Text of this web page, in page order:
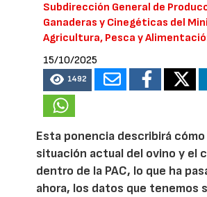
Subdirección General de
Ganaderas y Cinegéticas del
Agricultura, Pesca y
15/10/2025
1492
Esta ponencia describirá cómo
situación actual del ovino y el
dentro de la PAC, lo que ha
ahora, los datos que tenemos